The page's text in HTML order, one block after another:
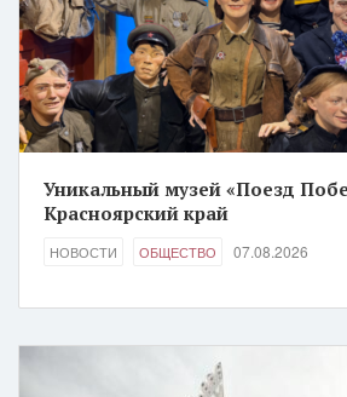
Уникальный музей «Поезд
Красноярский край
НОВОСТИ ОБЩЕСТВО 07.08.2026